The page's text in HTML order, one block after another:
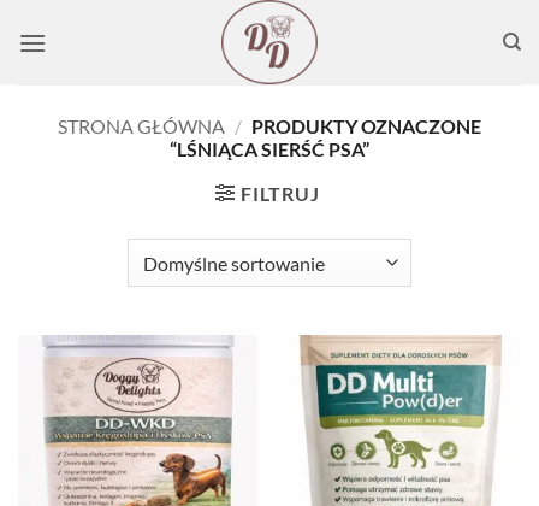
STRONA GŁÓWNA / PRODUKTY OZNACZONE
“LŚNIĄCA SIERŚĆ PSA”
FILTRUJ